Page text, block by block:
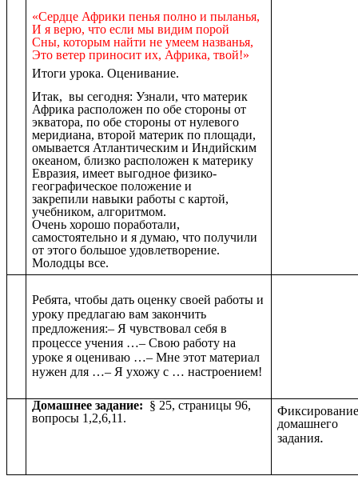
«Сердце Африки пенья полно и пыланья,
И я верю, что если мы видим порой
Сны, которым найти не умеем названья,
Это ветер приносит их, Африка, твой!»
Итоги урока. Оценивание.
Итак, вы сегодня: Узнали, что материк
Африка расположен по обе стороны от
экватора, по обе стороны от нулевого
меридиана, второй материк по площади,
омывается Атлантическим и Индийским
океаном, близко расположен к материку
Евразия, имеет выгодное физико-
географическое положение и
закрепили навыки работы с картой,
учебником, алгоритмом.
Очень хорошо поработали,
самостоятельно и я думаю, что получили
от этого большое удовлетворение.
Молодцы все.
Ребята, чтобы дать оценку своей работы и
уроку предлагаю вам закончить
предложения:– Я чувствовал себя в
процессе учения …– Свою работу на
уроке я оцениваю …– Мне этот материал
нужен для …– Я ухожу с … настроением!
Домашнее задание: § 25, страницы 96,
вопросы 1,2,6,11.
домашнего
задания.